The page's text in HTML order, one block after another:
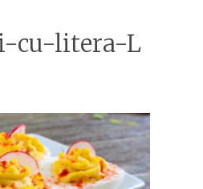
cu-litera-L